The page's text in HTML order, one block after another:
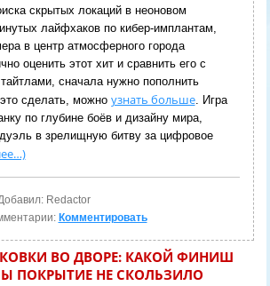
скрытых локаций в неоновом
лайфхаков по кибер-имплантам,
в центр атмосферного города
оценить этот хит и сравнить его с
сначала нужно пополнить
сделать, можно узнать больше. Игра
по глубине боёв и дизайну мира,
в зрелищную битву за цифровое
Redactor
Комментировать
ВО ДВОРЕ: КАКОЙ ФИНИШ
ПОКРЫТИЕ НЕ СКОЛЬЗИЛО